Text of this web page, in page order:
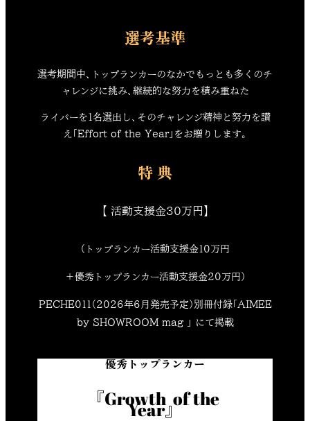
選考基準
選考期間中、トップランカーのなかでもっとも多くのチ
ャレンジに挑み、継続的な努力を積み重ねた
ライバーを1名選出し、そのチャレンジ精神と努力を讃
え「Effort of the Year」をお贈りします。
特 典
【 活動支援金30万円】
（トップランカー活動支援金10万円
＋優秀トップランカー活動支援金20万円）
PECHE011（2026年6月発売予定）別冊付録「AIMEE
by SHOWROOM mag 」 にて掲載
優秀トップランカー
『Growth  of the
Year』